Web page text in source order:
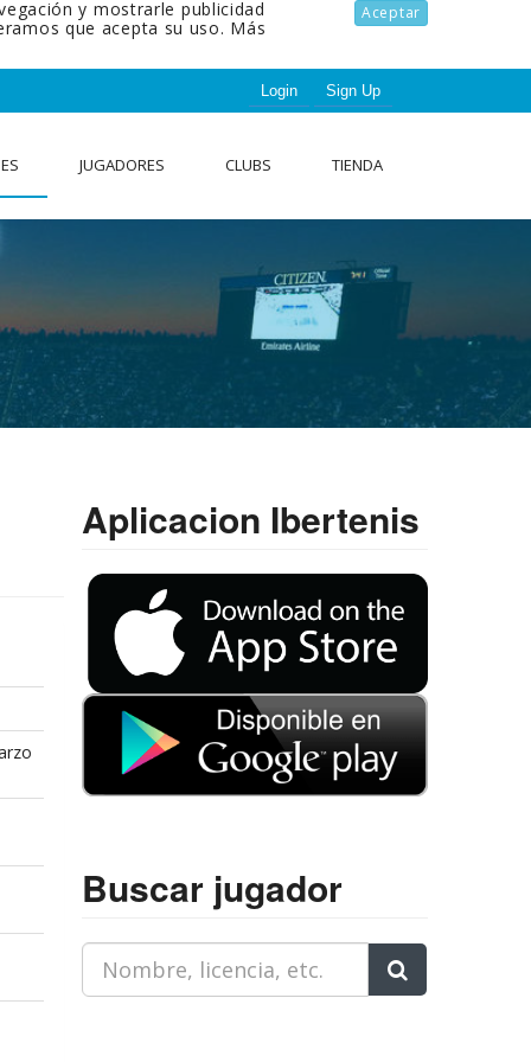
Aceptar
y mostrarle publicidad
que acepta su uso. Más
Login Sign Up
JUGADORES CLUBS TIENDA
Aplicacion Ibertenis
Buscar jugador